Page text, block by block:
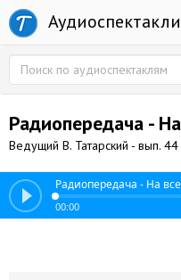
Радиопередача -
Ведущий В. Татарский - вып. 44
Радиопередача - На
00:00